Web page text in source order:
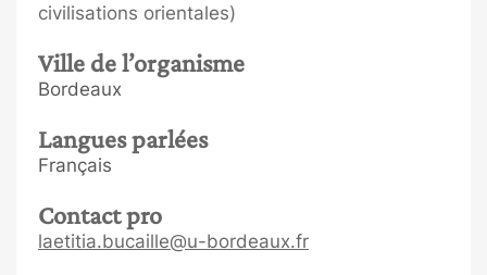
civilisations orientales)
Ville de l’organisme
Bordeaux
Langues parlées
Français
Contact pro
laetitia.bucaille@u-bordeaux.fr